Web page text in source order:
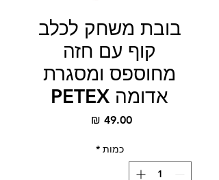
בובת משחק לכלב
קוף עם חזה
מחוספס ומסגרת
אדומה PETEX
‏49.00 ‏₪
כמות *